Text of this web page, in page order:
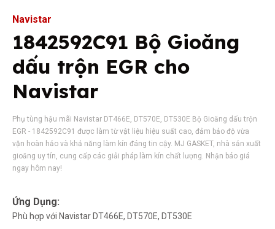
Navistar
1842592C91 Bộ Gioăng
dấu trộn EGR cho
Navistar
Phụ tùng hậu mãi Navistar DT466E, DT570E, DT530E Bộ Gioăng dấu trộn
EGR - 1842592C91 được làm từ vật liệu hiệu suất cao, đảm bảo độ vừa
vặn hoàn hảo và khả năng làm kín đáng tin cậy. MJ GASKET, nhà sản xuất
gioăng uy tín, cung cấp các giải pháp làm kín chất lượng. Nhận báo giá
ngay hôm nay!
Ứng Dụng:
Phù hợp với Navistar DT466E, DT570E, DT530E